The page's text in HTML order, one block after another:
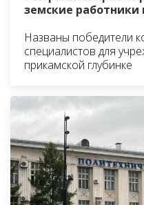
земские работники
Названы победители
специалистов для
прикамской глубинке